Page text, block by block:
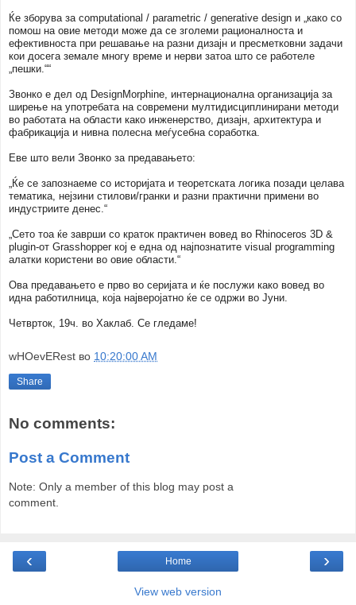
Ќе зборува за computational / parametric / generative design и „како со
помош на овие методи може да се зголеми рационалноста и
ефективноста при решавање на разни дизајн и пресметковни задачи
кои досега земале многу време и нерви затоа што се работеле
„пешки.““
Звонко е дел од DesignMorphine, интернационална организација за
ширење на употребата на современи мултидисциплинирани методи
во работата на области како инженерство, дизајн, архитектура и
фабрикација и нивна полесна меѓусебна соработка.
Еве што вели Звонко за предавањето:
„Ќе се запознаеме со историјата и теоретската логика позади целава
тематика, нејзини стилови/гранки и разни практични примени во
индустриите денес.“
„Сето тоа ќе заврши со краток практичен вовед во Rhinoceros 3D &
plugin-oт Grasshopper кој е една од најпознатите visual programming
алатки користени во овие области.“
Ова предавањето е прво во серијата и ќе послужи како вовед во
идна работилница, која најверојатно ќе се одржи во Јуни.
Четврток, 19ч. во Хаклаб. Се гледаме!
wHOevERest во 10:20:00 AM
Share
No comments:
Post a Comment
Note: Only a member of this blog may post a
comment.
‹ ›
Home
View web version